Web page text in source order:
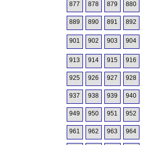
877 878 879 880
889 890 891 892
901 902 903 904
913 914 915 916
925 926 927 928
937 938 939 940
949 950 951 952
961 962 963 964